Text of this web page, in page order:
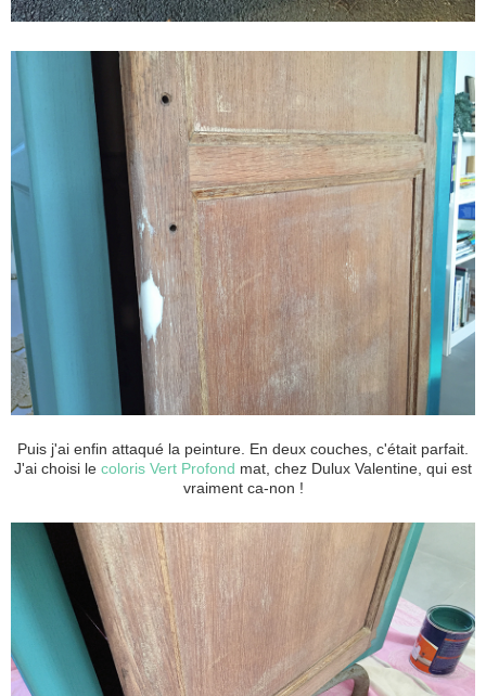
Puis j'ai enfin attaqué la peinture. En deux couches, c'était parfait.
J'ai choisi le coloris Vert Profond mat, chez Dulux Valentine, qui est
vraiment ca-non !